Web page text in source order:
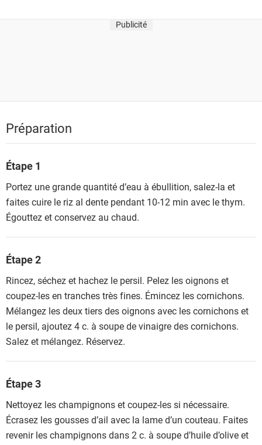
Publicité
Préparation
Étape 1
Portez une grande quantité d’eau à ébullition, salez-la et
faites cuire le riz al dente pendant 10-12 min avec le thym.
Égouttez et conservez au chaud.
Étape 2
Rincez, séchez et hachez le persil. Pelez les oignons et
coupez-les en tranches très fines. Émincez les cornichons.
Mélangez les deux tiers des oignons avec les cornichons et
le persil, ajoutez 4 c. à soupe de vinaigre des cornichons.
Salez et mélangez. Réservez.
Étape 3
Nettoyez les champignons et coupez-les si nécessaire.
Écrasez les gousses d’ail avec la lame d’un couteau. Faites
revenir les champignons dans 2 c. à soupe d’huile d’olive et